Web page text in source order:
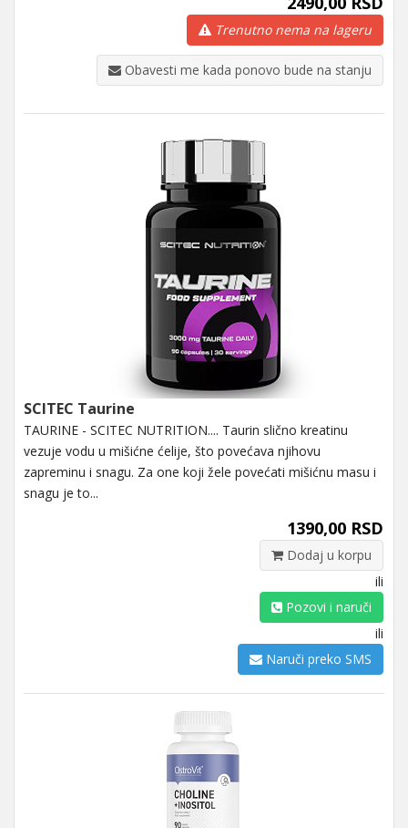
Trenutno nema na lageru
Obavesti me kada ponovo bude na stanju
SCITEC Taurine
TAURINE - SCITEC NUTRITION.... Taurin slično kreatinu
vezuje vodu u mišićne ćelije, što povećava njihovu
zapreminu i snagu. Za one koji žele povećati mišićnu masu i
snagu je to...
1390,00 RSD
Dodaj u korpu
ili
Pozovi i naruči
ili
Naruči preko SMS